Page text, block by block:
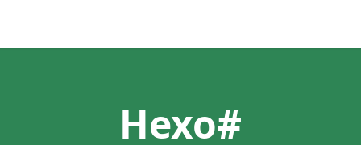
Hexo#